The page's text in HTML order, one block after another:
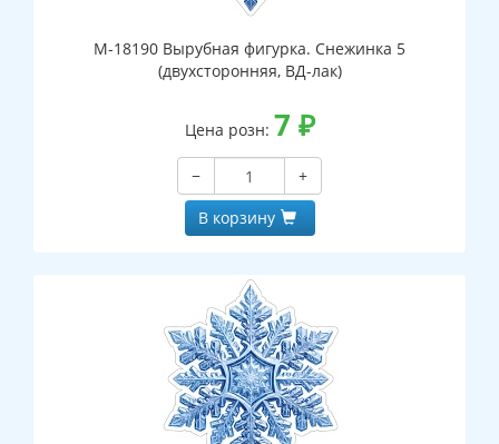
М-18190 Вырубная фигурка. Снежинка 5
(двухсторонняя, ВД-лак)
Цена розн: 7 ₽
−
+
В корзину